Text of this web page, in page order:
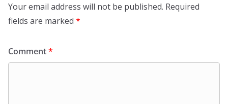
Your email address will not be published. Required
fields are marked *
Comment*